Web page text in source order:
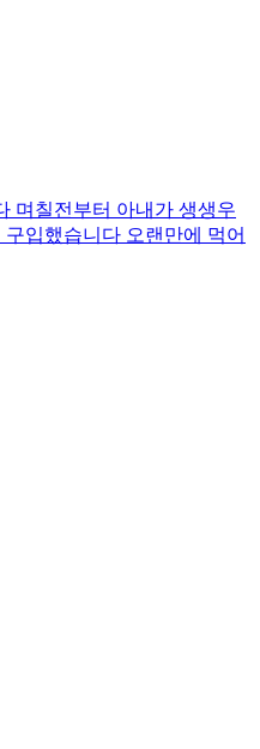
며칠전부터 아내가 생생우
입했습니다 오랜만에 먹어